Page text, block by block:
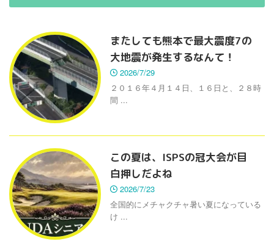
またしても熊本で最大震度7の
大地震が発生するなんて！
2026/7/29
２０１６年４月１４日、１６日と、２８時
間 ...
この夏は、ISPSの冠大会が目
白押しだよね
2026/7/23
全国的にメチャクチャ暑い夏になっている
け ...